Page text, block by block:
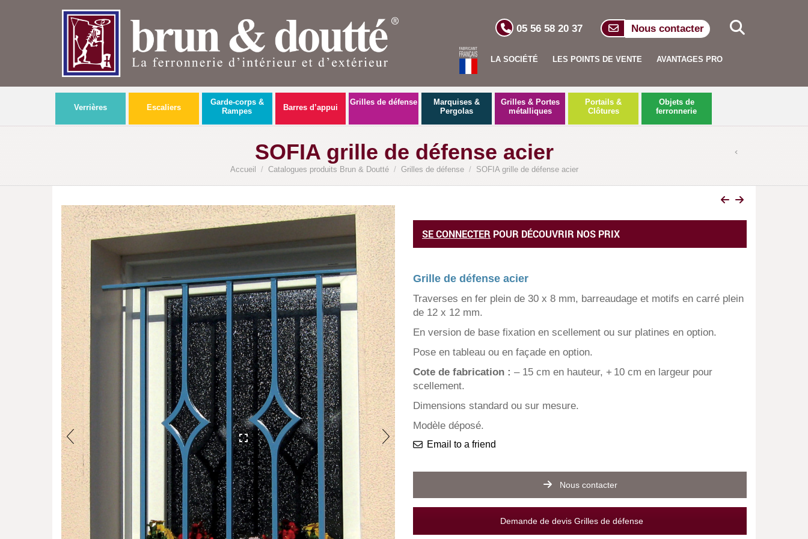
05 56 58 20 37 Nous contacter
AVANTAGES PRO
LES POINTS DE VENTE
LA SOCIÉTÉ
Verrières Escaliers
Garde-corps &
Rampes
Barres d’appui
Grilles de défense
Marquises &
Pergolas
Grilles & Portes
métalliques
Portails &
Clôtures
Objets de
ferronnerie
SOFIA grille de défense acier
Accueil / Catalogues produits Brun & Doutté / Grilles de défense / SOFIA grille de défense acier
SE CONNECTER POUR DÉCOUVRIR NOS PRIX
Grille de défense acier
Traverses en fer plein de 30 x 8 mm, barreaudage et motifs en carré plein
de 12 x 12 mm.
En version de base fixation en scellement ou sur platines en option.
Pose en tableau ou en façade en option.
Cote de fabrication : – 15 cm en hauteur, + 10 cm en largeur pour
scellement.
Dimensions standard ou sur mesure.
Modèle déposé.
Email to a friend
Nous contacter
Demande de devis Grilles de défense